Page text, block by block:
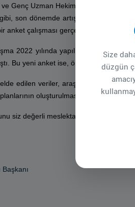
Genç Uzman Hekimler) Konseyi
son dönemde artış göstermesi
anket çalışması gerçekleştirilmiştir.
2022 yılında yapılmış ve
Bu yeni anket ise, önceki
edilen veriler, araştırma
oluşturulmasında da önemli
siz değerli meslektaşlarımızla
Size
düzgün